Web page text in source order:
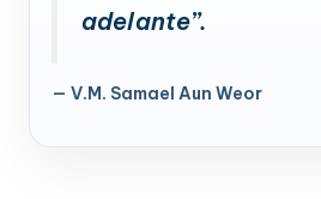
adelante”.
— V.M. Samael Aun Weor